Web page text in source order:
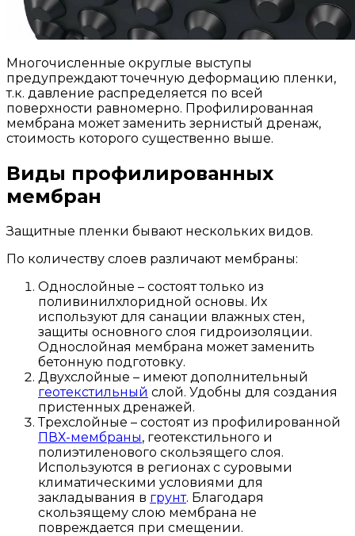
Многочисленные округлые выступы
предупреждают точечную деформацию пленки,
т.к. давление распределяется по всей
поверхности равномерно. Профилированная
мембрана может заменить зернистый дренаж,
стоимость которого существенно выше.
Виды профилированных
мембран
Защитные пленки бывают нескольких видов.
По количеству слоев различают мембраны:
Однослойные – состоят только из
поливинилхлоридной основы. Их
используют для санации влажных стен,
защиты основного слоя гидроизоляции.
Однослойная мембрана может заменить
бетонную подготовку.
Двухслойные – имеют дополнительный
геотекстильный слой. Удобны для создания
пристенных дренажей.
Трехслойные – состоят из профилированной
ПВХ-мембраны, геотекстильного и
полиэтиленового скользящего слоя.
Используются в регионах с суровыми
климатическими условиями для
закладывания в грунт. Благодаря
скользящему слою мембрана не
повреждается при смещении.